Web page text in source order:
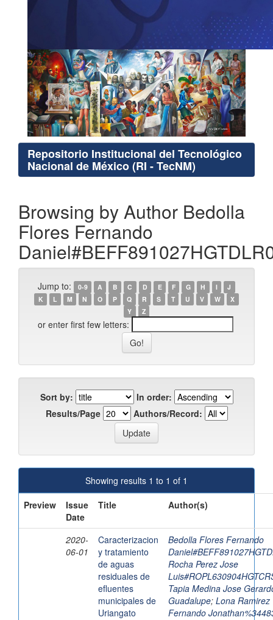
Repositorio Institucional del Tecnológico
Nacional de México (RI - TecNM)
Browsing by Author Bedolla
Flores Fernando
Jump to: 0-9 A B C D E F G H I
J
K
L M N O P Q R S T U V W
X
Y
Z
or enter first few letters:
Sort by:
In order:
Results/Page
Authors/Record:
Showing results 1 to 1 of 1
Preview
Issue
Date
Title Author(s)
2020-
06-01
Caracterizacion
y tratamiento
de aguas
residuales de
efluentes
municipales de
Uriangato
Bedolla Flores Fernando
Rocha Perez Jose
Tapia Medina Jose
Guadalupe; Lona Ramirez
Fernando